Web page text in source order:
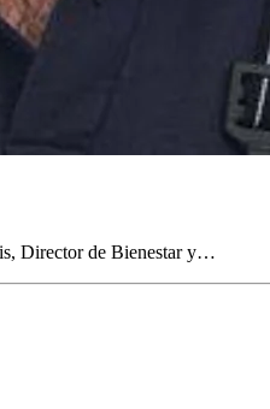
Director de Bienestar y…